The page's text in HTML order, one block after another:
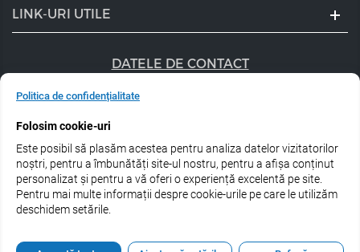
LINK-URI UTILE
DATELE DE CONTACT
+40 747 056 359
Urmărește-ne pe rețele de socializare:
© 2026 Estel Professional Romania
Politica de confidențialitate
Folosim cookie-uri
Este posibil să plasăm acestea pentru analiza datelor vizitatorilor
noștri, pentru a îmbunătăți site-ul nostru, pentru a afișa conținut
personalizat și pentru a vă oferi o experiență excelentă pe site.
Pentru mai multe informații despre cookie-urile pe care le utilizăm
deschidem setările.